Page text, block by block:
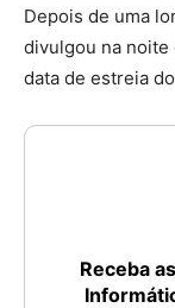
Depois de uma
divulgou na noite
data de estreia do
Receba